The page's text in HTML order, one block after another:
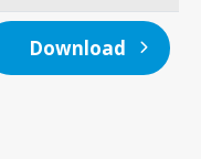
Download